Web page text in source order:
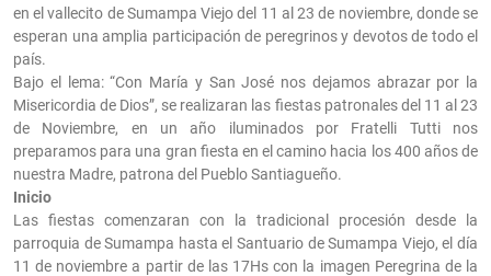
en el vallecito de Sumampa Viejo del 11 al 23 de noviembre, donde se
esperan una amplia participación de peregrinos y devotos de todo el
país.
Bajo el lema: “Con María y San José nos dejamos abrazar por la
Misericordia de Dios”, se realizaran las fiestas patronales del 11 al 23
de Noviembre, en un año iluminados por Fratelli Tutti nos
preparamos para una gran fiesta en el camino hacia los 400 años de
nuestra Madre, patrona del Pueblo Santiagueño.
Inicio
Las fiestas comenzaran con la tradicional procesión desde la
parroquia de Sumampa hasta el Santuario de Sumampa Viejo, el día
11 de noviembre a partir de las 17Hs con la imagen Peregrina de la